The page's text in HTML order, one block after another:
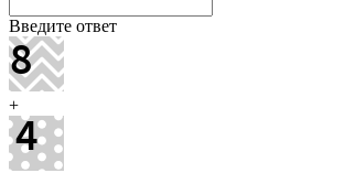
Введите ответ
+